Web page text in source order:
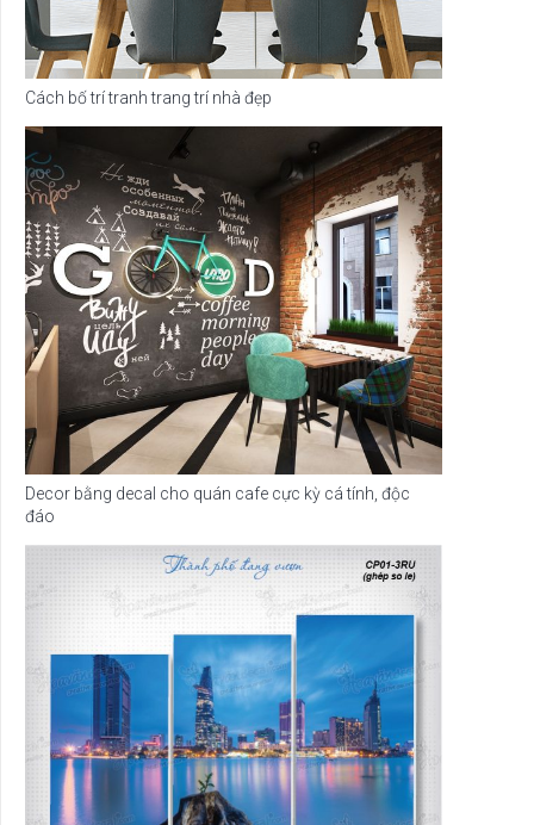
Cách bố trí tranh trang trí nhà đẹp
Decor bằng decal cho quán cafe cực kỳ cá tính, độc
đáo